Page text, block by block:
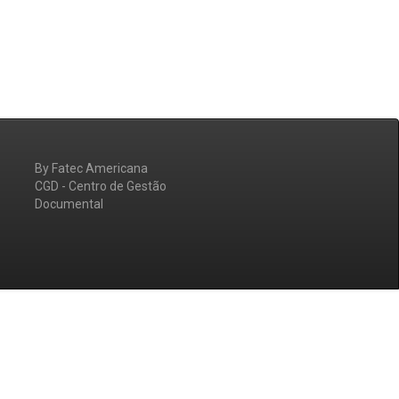
By Fatec Americana
CGD - Centro de Gestão
Documental